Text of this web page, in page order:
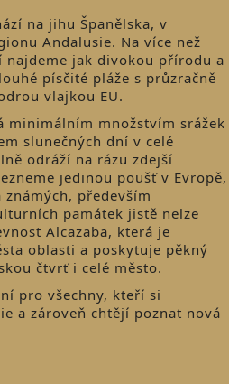
na jihu Španělska, v
Andalusie. Na více než
jak divokou přírodu a
písčité pláže s průzračně
vlajkou EU.
minimálním množstvím srážek
slunečných dní v celé
odráží na rázu zdejší
jedinou poušť v Evropě,
známých, především
památek jistě nelze
Alcazaba, která je
oblasti a poskytuje pěkný
čtvrť i celé město.
pro všechny, kteří si
a zároveň chtějí poznat nová